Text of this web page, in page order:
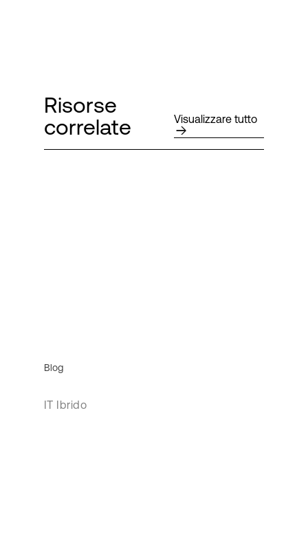
Risorse
correlate
Visualizzare tutto
Blog
IT Ibrido